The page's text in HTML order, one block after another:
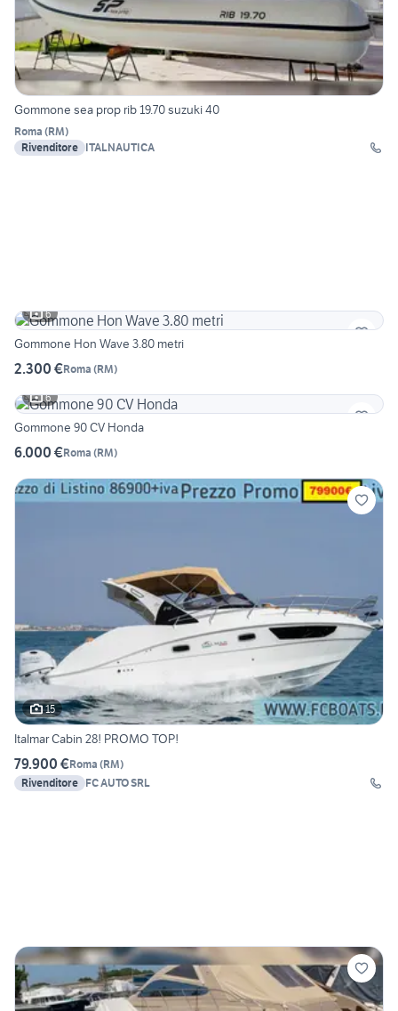
Gommone sea prop rib 19.70 suzuki 40
Roma (RM)
Rivenditore ITALNAUTICA
6
Gommone Hon Wave 3.80 metri
2.300 €Roma (RM)
6
Gommone 90 CV Honda
6.000 €Roma (RM)
15
Italmar Cabin 28! PROMO TOP!
79.900 €Roma (RM)
Rivenditore FC AUTO SRL